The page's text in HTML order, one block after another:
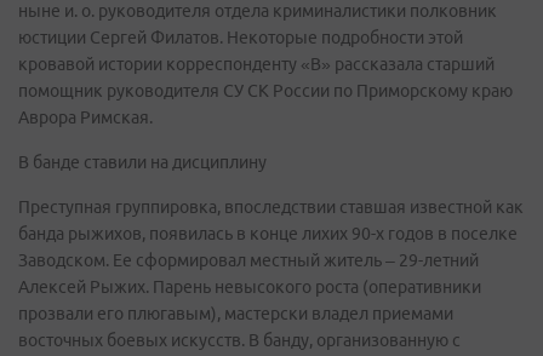
ныне и. о. руководителя отдела криминалистики полковник
юстиции Сергей Филатов. Некоторые подробности этой
кровавой истории корреспонденту «В» рассказала старший
помощник руководителя СУ СК России по Приморскому краю
Аврора Римская.
В банде ставили на дисциплину
Преступная группировка, впоследствии ставшая известной как
банда рыжихов, появилась в конце лихих 90-х годов в поселке
Заводском. Ее сформировал местный житель – 29-летний
Алексей Рыжих. Парень невысокого роста (оперативники
прозвали его плюгавым), мастерски владел приемами
восточных боевых искусств. В банду, организованную с